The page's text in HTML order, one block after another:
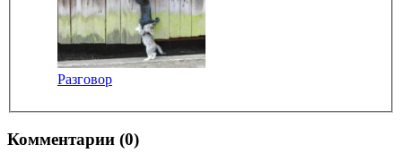
Разговор
Комментарии (0)